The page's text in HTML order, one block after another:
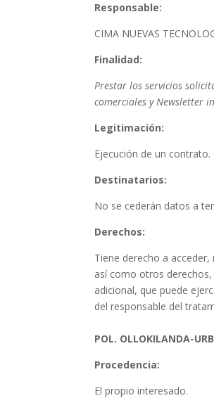
Responsable:
CIMA NUEVAS
Finalidad:
Prestar los servicios
comerciales y Newsletter
Legitimación:
Ejecución de un
Destinatarios:
No se cederán datos a
Derechos:
Tiene derecho a
así como otros
adicional, que puede
del responsable del
POL. OLLOKILANDA-
Procedencia:
El propio interesado.